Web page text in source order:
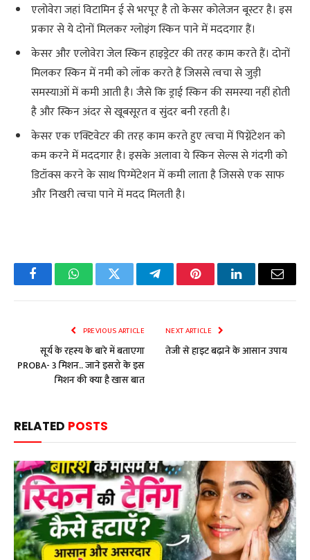
एलोवेरा जहां विटामिन ई से भरपूर है तो केसर कोलेजन बूस्टर है। इस
प्रकार से ये दोनों मिलकर ग्लोइंग स्किन पाने में मददगार हैं।
केसर और एलोवेरा जेल स्किन हाइड्रेटर की तरह काम करते हैं। दोनों
मिलकर स्किन में नमी को लॉक करते हैं जिससे त्वचा से जुड़ी
समस्याओं में कमी आती है। जैसे कि ड्राई स्किन की समस्या नहीं होती
है और स्किन अंदर से खूबसूरत व सुंदर बनी रहती है।
केसर एक एक्टिवेटर की तरह काम करते हुए त्वचा में पिग्नेंटेशन को
कम करने में मददगार है। इसके अलावा ये स्किन सेल्स से गंदगी को
डिटॉक्स करने के साथ पिग्मेंटेशन में कमी लाता है जिससे एक साफ
और निखरी त्वचा पाने में मदद मिलती है।
FacebookWhatsAppTwitter TelegramPinterestLinkedInEmail
PREVIOUS ARTICLE
सूर्य के रहस्य के बारे में बताएगा
PROBA- 3 मिशन.. जाने इसरो के इस
मिशन की क्या है खास बात
NEXT ARTICLE
तेजी से हाइट बढ़ाने के आसान उपाय
RELATED POSTS